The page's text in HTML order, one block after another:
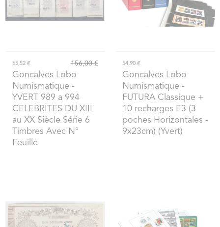
65,52 € 156,00 €
Goncalves Lobo
Numismatique -
YVERT 989 a 994
CELEBRITES DU XIII
au XX Siècle Série 6
Timbres Avec N°
Feuille
54,90 €
Goncalves Lobo
Numismatique -
FUTURA Classique +
10 recharges E3 (3
poches Horizontales -
9x23cm) (Yvert)